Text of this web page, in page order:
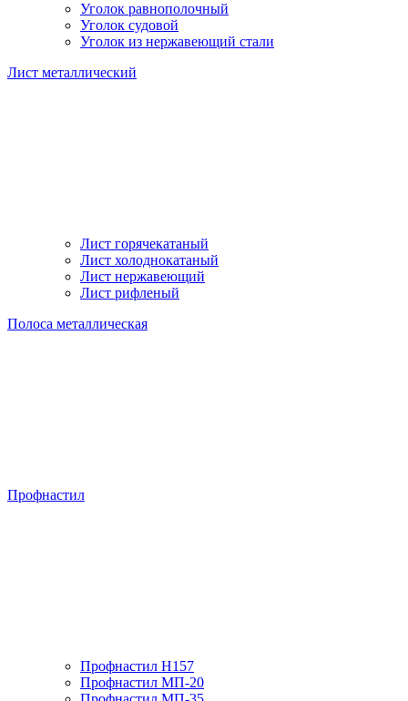
Уголок равнополочный
Уголок судовой
Уголок из нержавеющий стали
Лист металлический
Лист горячекатаный
Лист холоднокатаный
Лист нержавеющий
Лист рифленый
Полоса металлическая
Профнастил
Профнастил H157
Профнастил МП-20